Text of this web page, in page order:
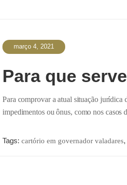
março 4, 2021
Para que
Para comprovar a atual situação jurídica
impedimentos ou ônus, como nos
Tags: cartório em governador valadares,